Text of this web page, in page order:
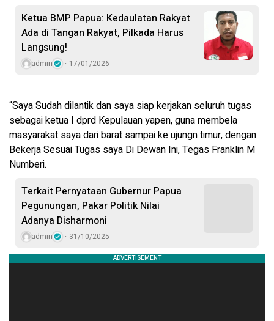
Ketua BMP Papua: Kedaulatan Rakyat
Ada di Tangan Rakyat, Pilkada Harus
Langsung!
admin 17/01/2026
“Saya Sudah dilantik dan saya siap kerjakan seluruh tugas
sebagai ketua I dprd Kepulauan yapen, guna membela
masyarakat saya dari barat sampai ke ujungn timur, dengan
Bekerja Sesuai Tugas saya Di Dewan Ini, Tegas Franklin M
Numberi.
Terkait Pernyataan Gubernur Papua
Pegunungan, Pakar Politik Nilai
Adanya Disharmoni
admin 31/10/2025